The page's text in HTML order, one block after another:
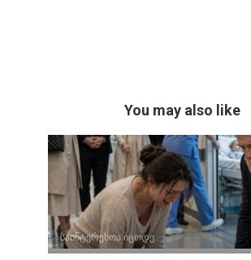
You may also like
საინტერესოა იცოდე